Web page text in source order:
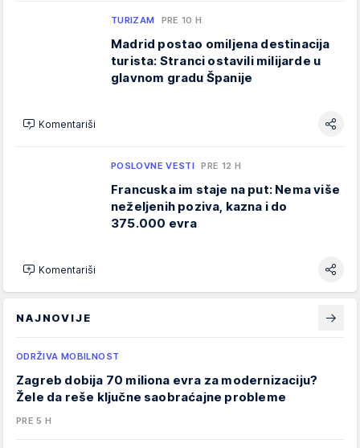
TURIZAM PRE 10 H
Madrid postao omiljena destinacija
turista: Stranci ostavili milijarde u
glavnom gradu Španije
Komentariši
POSLOVNE VESTI PRE 12 H
Francuska im staje na put: Nema više
neželjenih poziva, kazna i do
375.000 evra
Komentariši
NAJNOVIJE
ODRŽIVA MOBILNOST
Zagreb dobija 70 miliona evra za modernizaciju?
Žele da reše ključne saobraćajne probleme
PRE 5 H